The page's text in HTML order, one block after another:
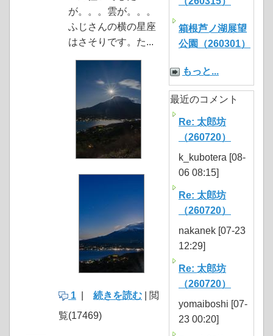
が。。。雲が。。。
ふじさんの横の星座
はさそりです。た...
1 続きを読む | 閲
覧(17469)
箱根芦ノ湖展望
公園（260301）
もっと...
最近のコメント
Re: 太郎坊
（260720）
k_kubotera [08-
06 08:15]
Re: 太郎坊
（260720）
nakanek [07-23
12:29]
Re: 太郎坊
（260720）
yomaiboshi [07-
23 00:20]